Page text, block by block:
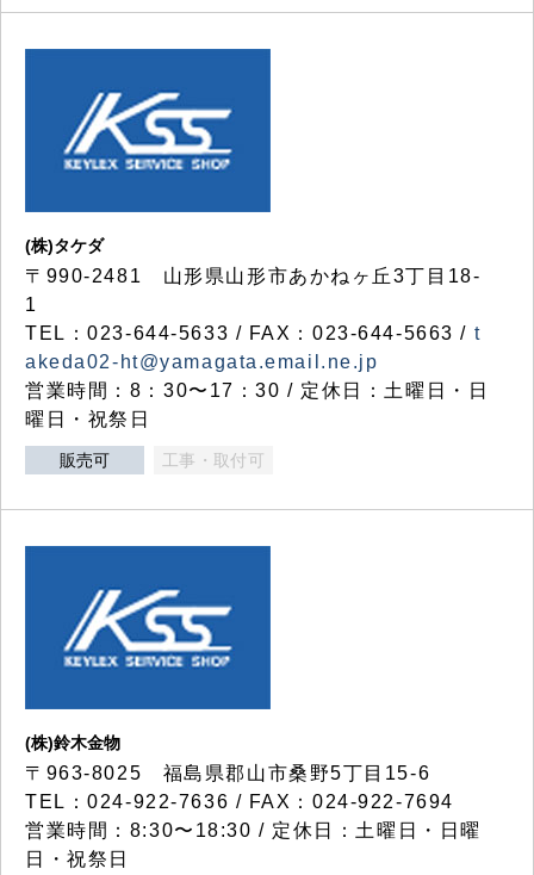
(株)タケダ
〒990-2481 山形県山形市あかねヶ丘3丁目18-
1
TEL：023-644-5633 / FAX：023-644-5663 / t
akeda02-ht@yamagata.email.ne.jp
営業時間：8：30〜17：30 / 定休日：土曜日・日
曜日・祝祭日
販売可 工事・取付可
(株)鈴木金物
〒963-8025 福島県郡山市桑野5丁目15-6
TEL：024-922-7636 / FAX：024-922-7694
営業時間：8:30〜18:30 / 定休日：土曜日・日曜
日・祝祭日